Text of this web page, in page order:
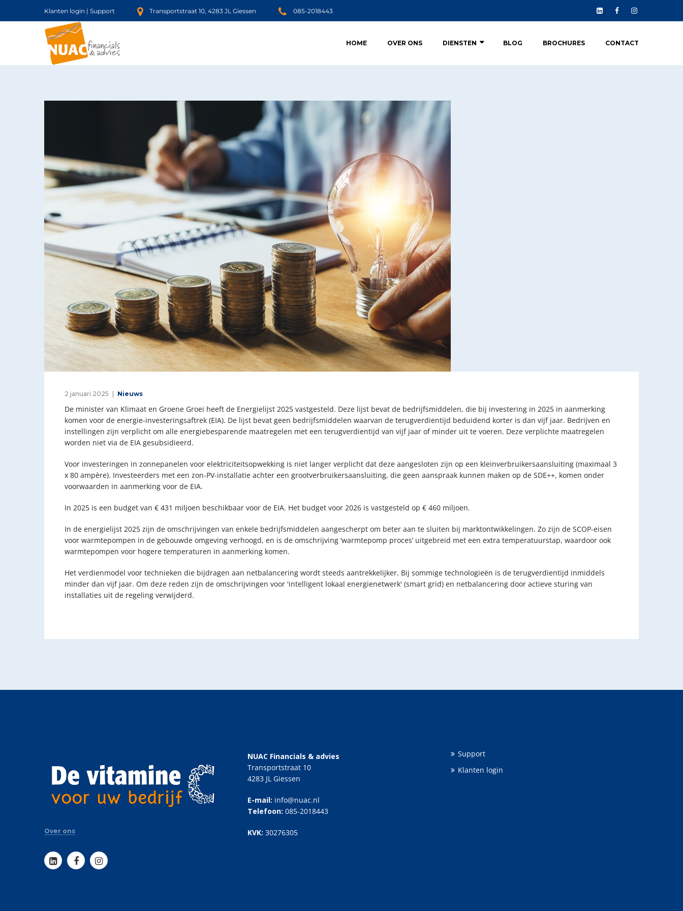
Klanten login | Support Transportstraat 10, 4283 JL Giessen 085-2018443
HOME OVER ONS DIENSTEN BLOG BROCHURES CONTACT
2 januari 2025 Nieuws
De minister van Klimaat en Groene Groei heeft de Energielijst 2025 vastgesteld. Deze lijst bevat de bedrijfsmiddelen, die bij investering in 2025 in aanmerking
komen voor de energie-investeringsaftrek (EIA). De lijst bevat geen bedrijfsmiddelen waarvan de terugverdientijd beduidend korter is dan vijf jaar. Bedrijven en
instellingen zijn verplicht om alle energiebesparende maatregelen met een terugverdientijd van vijf jaar of minder uit te voeren. Deze verplichte maatregelen
worden niet via de EIA gesubsidieerd.
Voor investeringen in zonnepanelen voor elektriciteitsopwekking is niet langer verplicht dat deze aangesloten zijn op een kleinverbruikersaansluiting (maximaal 3
x 80 ampère). Investeerders met een zon-PV-installatie achter een grootverbruikersaansluiting, die geen aanspraak kunnen maken op de SDE++, komen onder
voorwaarden in aanmerking voor de EIA.
In 2025 is een budget van € 431 miljoen beschikbaar voor de EIA. Het budget voor 2026 is vastgesteld op € 460 miljoen.
In de energielijst 2025 zijn de omschrijvingen van enkele bedrijfsmiddelen aangescherpt om beter aan te sluiten bij marktontwikkelingen. Zo zijn de SCOP-eisen
voor warmtepompen in de gebouwde omgeving verhoogd, en is de omschrijving ‘warmtepomp proces’ uitgebreid met een extra temperatuurstap, waardoor ook
warmtepompen voor hogere temperaturen in aanmerking komen.
Het verdienmodel voor technieken die bijdragen aan netbalancering wordt steeds aantrekkelijker. Bij sommige technologieën is de terugverdientijd inmiddels
minder dan vijf jaar. Om deze reden zijn de omschrijvingen voor 'intelligent lokaal energienetwerk' (smart grid) en netbalancering door actieve sturing van
installaties uit de regeling verwijderd.
Over ons
NUAC Financials & advies
Transportstraat 10
4283 JL Giessen
E-mail: info@nuac.nl
Telefoon: 085-2018443
KVK: 30276305
Support
Klanten login